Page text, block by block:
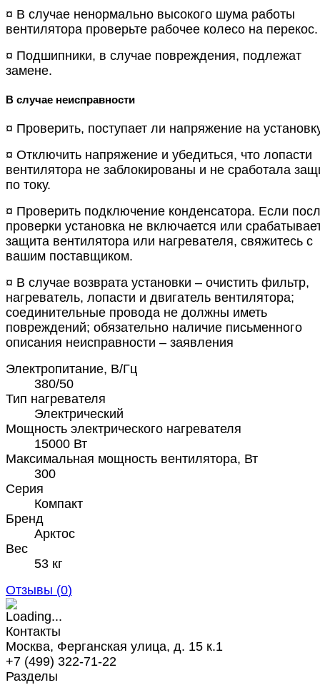
¤ В случае ненормально высокого шума работы
вентилятора проверьте рабочее колесо на перекос.
¤ Подшипники, в случае повреждения, подлежат
замене.
В случае неисправности
¤ Проверить, поступает ли напряжение на
¤ Отключить напряжение и убедиться, что лопасти
вентилятора не заблокированы и не сработала
по току.
¤ Проверить подключение конденсатора. Если
проверки установка не включается или
защита вентилятора или нагревателя, свяжитесь с
вашим поставщиком.
¤ В случае возврата установки – очистить фильтр,
нагреватель, лопасти и двигатель вентилятора;
соединительные провода не должны иметь
повреждений; обязательно наличие письменного
описания неисправности – заявления
Электропитание, В/Гц
380/50
Тип нагревателя
Электрический
Мощность электрического нагревателя
15000 Вт
Максимальная мощность вентилятора, Вт
300
Серия
Компакт
Бренд
Арктос
Вес
53 кг
Отзывы (0)
Контакты
Москва, Ферганская улица, д. 15 к.1
+7 (499) 322-71-22
Разделы